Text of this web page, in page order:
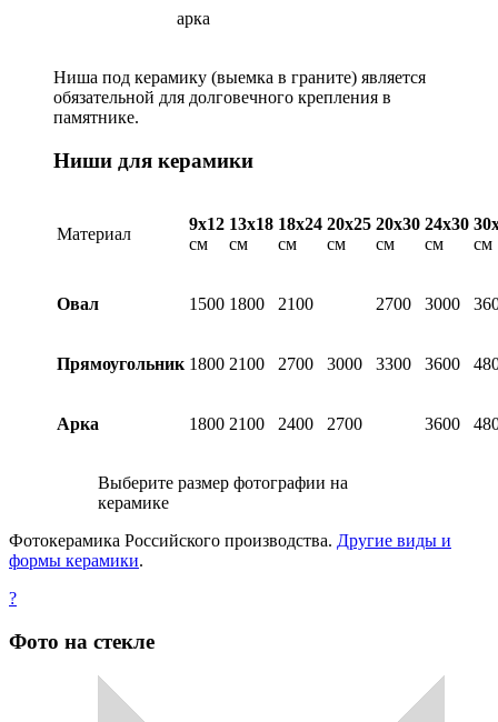
арка
Ниша под керамику (выемка в граните) является
обязательной для долговечного крепления в
памятнике.
Ниши для керамики
Материал
9х12
см
13х18
см
18х24
см
20х25
см
20х30
см
24х30
см
см
Овал 1500 1800 2100 2700 3000
Прямоугольник 1800 2100 2700 3000 3300 3600
Арка 1800 2100 2400 2700 3600
Выберите размер фотографии на
керамике
Фотокерамика Российского производства. Другие виды и
формы керамики.
?
Фото на стекле